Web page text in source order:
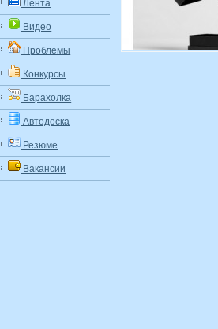
Лента
Видео
Проблемы
Конкурсы
Барахолка
Автодоска
Резюме
Вакансии